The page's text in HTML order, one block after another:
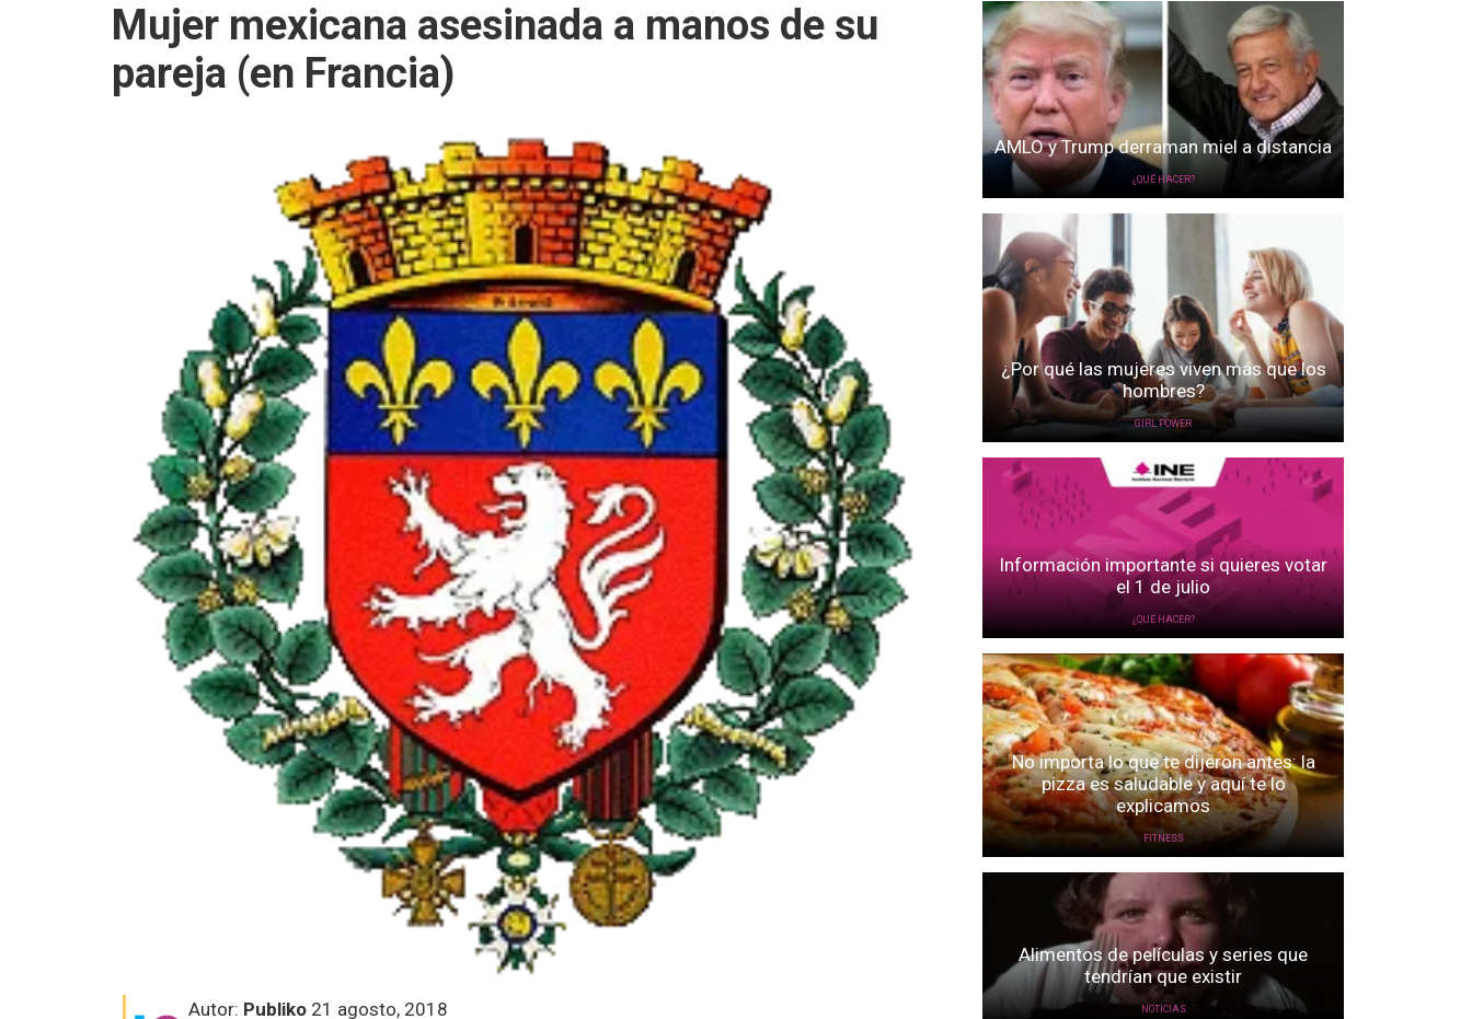
Mujer mexicana asesinada a manos de su
pareja (en Francia)
Autor: Publiko 21 agosto, 2018
AMLO y Trump derraman miel a distancia
¿QUÉ HACER?
¿Por qué las mujeres viven más que los
hombres?
GIRL POWER
Información importante si quieres votar
el 1 de julio
¿QUÉ HACER?
No importa lo que te dijeron antes: la
pizza es saludable y aquí te lo
explicamos
FITNESS
Alimentos de películas y series que
tendrían que existir
NOTICIAS